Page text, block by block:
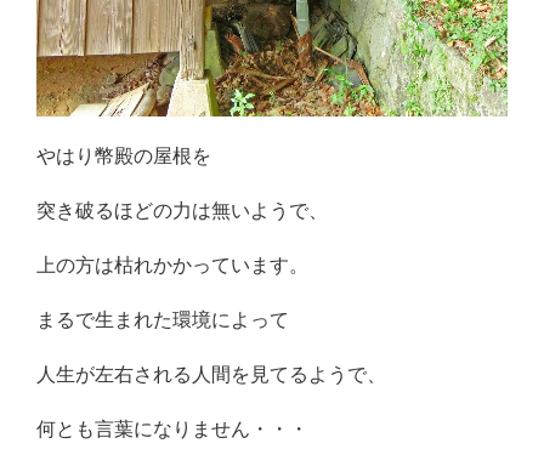
やはり幣殿の屋根を
突き破るほどの力は無いようで、
上の方は枯れかかっています。
まるで生まれた環境によって
人生が左右される人間を見てるようで、
何とも言葉になりません・・・